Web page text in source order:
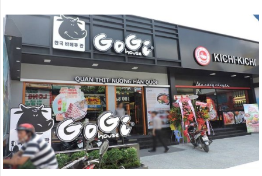
dự được chọn làm nhà thầu cung cấp và thi
công lắp đặt hệ thống cơ điện lạnh Tòa nhà văn
phòng Besco. Chủ đầu tư: Công ty TNHH